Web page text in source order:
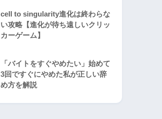
cell to singularity進化は終わらな
い攻略【進化が待ち遠しいクリッ
カーゲーム】
「バイトをすぐやめたい」始めて
3回ですぐにやめた私が正しい辞
め方を解説